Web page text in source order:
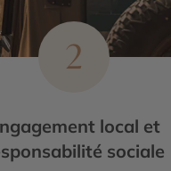
2
local et
sociale